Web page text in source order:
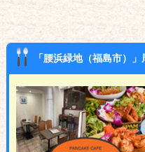
「腰浜緑地（福島市）」